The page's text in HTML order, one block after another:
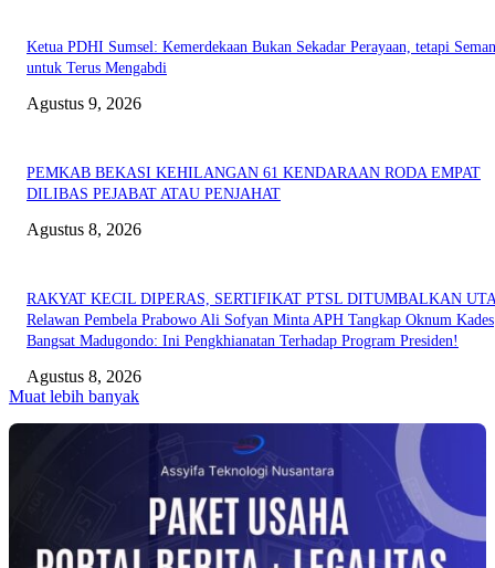
Ketua PDHI Sumsel: Kemerdekaan Bukan Sekadar Perayaan, tetapi
untuk Terus Mengabdi
Agustus 9, 2026
PEMKAB BEKASI KEHILANGAN 61 KENDARAAN RODA EMPAT
DILIBAS PEJABAT ATAU PENJAHAT
Agustus 8, 2026
RAKYAT KECIL DIPERAS, SERTIFIKAT PTSL DITUMBALKAN
Relawan Pembela Prabowo Ali Sofyan Minta APH Tangkap Oknum Kades
Bangsat Madugondo: Ini Pengkhianatan Terhadap Program Presiden!
Agustus 8, 2026
Muat lebih banyak